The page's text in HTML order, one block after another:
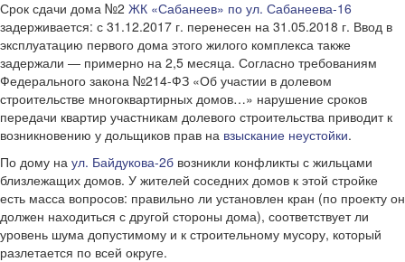
Срок сдачи дома №2 ЖК «Сабанеев» по ул. Сабанеева-16
задерживается: с 31.12.2017 г. перенесен на 31.05.2018 г. Ввод в
эксплуатацию первого дома этого жилого комплекса также
задержали — примерно на 2,5 месяца. Согласно требованиям
Федерального закона №214-ФЗ «Об участии в долевом
строительстве многоквартирных домов…» нарушение сроков
передачи квартир участникам долевого строительства приводит к
возникновению у дольщиков прав на взыскание неустойки.
По дому на ул. Байдукова-2б возникли конфликты с жильцами
близлежащих домов. У жителей соседних домов к этой стройке
есть масса вопросов: правильно ли установлен кран (по проекту он
должен находиться с другой стороны дома), соответствует ли
уровень шума допустимому и к строительному мусору, который
разлетается по всей округе.